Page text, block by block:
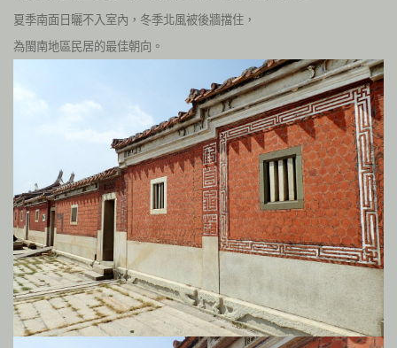
夏季南面日曬不入室內，冬季北風被後牆擋住，
為閩南地區民居的最佳朝向。